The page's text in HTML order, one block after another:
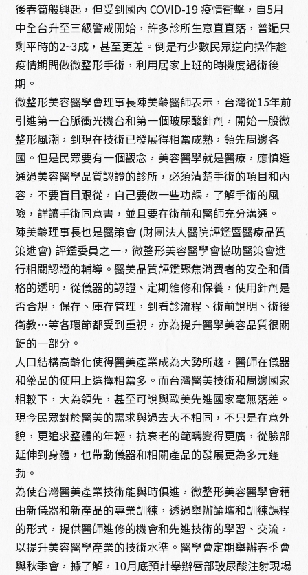
後春筍般興起，但受到國內 COVID-19 疫情衝擊，自5月
中全台升至三級警戒開始，許多診所生意直直落，普遍只
剩平時的2~3成，甚至更差。倒是有少數民眾逆向操作趁
疫情期間做微整形手術，利用居家上班的時機度過術後
期。
微整形美容醫學會理事長陳美齡醫師表示，台灣從15年前
引進第一台脈衝光機台和第一個玻尿酸針劑，開始一股微
整形風潮，到現在技術已發展得相當成熟，領先周邊各
國。但是民眾要有一個觀念，美容醫學就是醫療，應慎選
通過美容醫學品質認證的診所，必須清楚手術的項目和內
容，不要盲目跟從，自己要做一些功課，了解手術的風
險，詳讀手術同意書，並且要在術前和醫師充分溝通。
陳美齡理事長也是醫策會 (財團法人醫院評鑑暨醫療品質
策進會) 評鑑委員之一，微整形美容醫學會協助醫策會進
行相關認證的輔導。醫美品質評鑑聚焦消費者的安全和價
格的透明，從儀器的認證、定期維修和保養，使用針劑是
否合規，保存、庫存管理，到看診流程、術前說明、術後
衛教…等各環節都受到重視，亦為提升醫學美容品質很關
鍵的一部分。
人口結構高齡化使得醫美產業成為大勢所趨，醫師在儀器
和藥品的使用上選擇相當多。而台灣醫美技術和周邊國家
相較下，大為領先，甚至可說與歐美先進國家毫無落差。
現今民眾對於醫美的需求與過去大不相同，不只是在意外
貌，更追求整體的年輕，抗衰老的範疇變得更廣，從臉部
延伸到身體，也帶動儀器和相關產品的發展更為多元蓬
勃。
為使台灣醫美產業技術能與時俱進，微整形美容醫學會藉
由新儀器和新產品的專業訓練，透過舉辦論壇和訓練課程
的形式，提供醫師進修的機會和先進技術的學習、交流，
以提升美容醫學產業的技術水準。醫學會定期舉辦春季會
與秋季會，據了解，10月底預計舉辦唇部玻尿酸注射現場